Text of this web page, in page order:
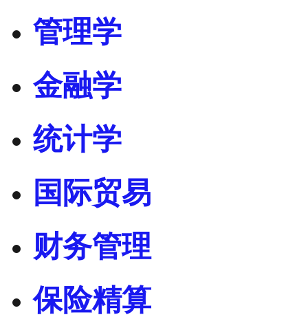
管理学
金融学
统计学
国际贸易
财务管理
保险精算